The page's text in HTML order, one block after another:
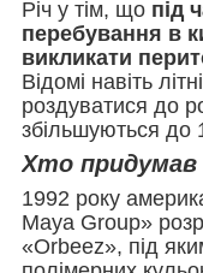
Річ у тім, що під
перебування в
викликати
Відомі навіть
роздуватися до
збільшуються до
Хто придумав
1992 року
Maya Group»
«Orbeez», під